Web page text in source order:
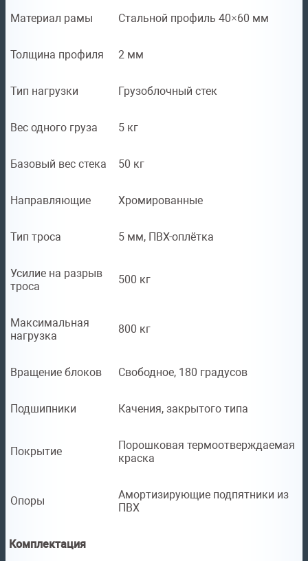
Материал рамы Стальной профиль 40×60 мм
Толщина профиля 2 мм
Тип нагрузки Грузоблочный стек
Вес одного груза 5 кг
Базовый вес стека 50 кг
Направляющие Хромированные
Тип троса 5 мм, ПВХ-оплётка
Усилие на разрыв
троса
500 кг
Максимальная
нагрузка
800 кг
Вращение блоков Свободное, 180 градусов
Подшипники Качения, закрытого типа
Покрытие
Порошковая термоотверждаемая
краска
Опоры
Амортизирующие подпятники из
ПВХ
Комплектация